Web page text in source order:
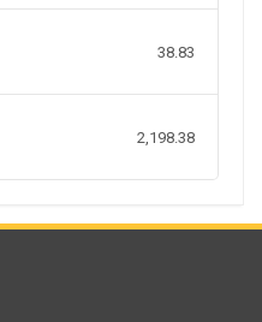
38.83
2,198.38